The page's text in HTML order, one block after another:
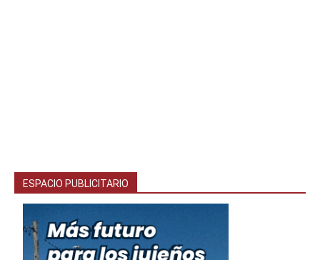
ESPACIO PUBLICITARIO